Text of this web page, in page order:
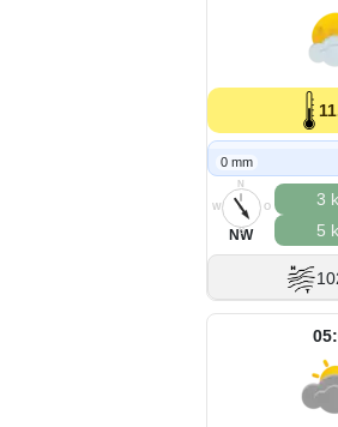
0 mm
N
O
S
W
NW
3
5